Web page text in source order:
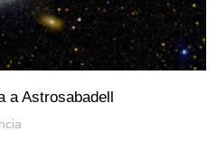
a Astrosabadell